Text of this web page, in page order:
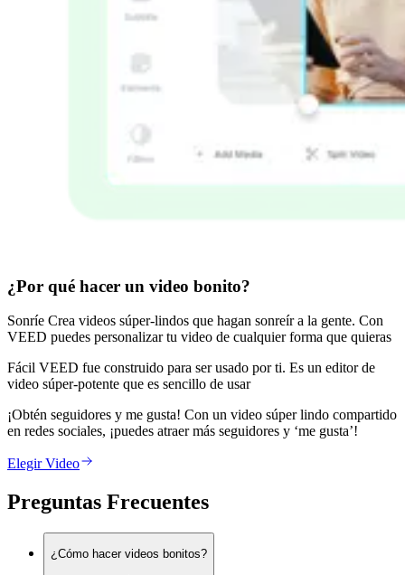
¿Por qué hacer un video bonito?
Sonríe Crea videos súper-lindos que hagan sonreír a la gente. Con
VEED puedes personalizar tu video de cualquier forma que quieras
Fácil VEED fue construido para ser usado por ti. Es un editor de
video súper-potente que es sencillo de usar
¡Obtén seguidores y me gusta! Con un video súper lindo compartido
en redes sociales, ¡puedes atraer más seguidores y ‘me gusta’!
Elegir Video
Preguntas Frecuentes
¿Cómo hacer videos bonitos?